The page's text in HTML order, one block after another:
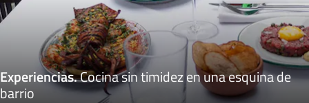
Experiencias.Cocina sin timidez en una esquina de
barrio